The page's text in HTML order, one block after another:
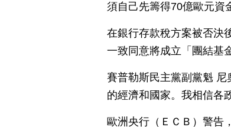
須自己先籌得70億歐元資
在銀行存款稅方案被否決
一致同意將成立「團結基
賽普勒斯民主黨副黨魁
的經濟和國家。我相信各
歐洲央行（ＥＣＢ）警告